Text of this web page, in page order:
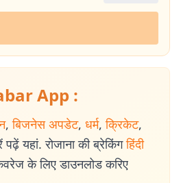
App :
, बिजनेस अपडेट, धर्म, क्रिकेट,
यहां. रोजाना की ब्रेकिंग हिंदी
के लिए डाउनलोड करिए